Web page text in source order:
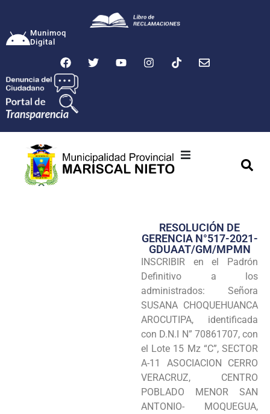
Munimoq
Digital
Transparencia
Seguridad
Programas
Intranet
RESOLUCIÓN DE
GERENCIA N°517-2021-
GDUAAT/GM/MPMN
INSCRIBIR en el Padrón
Definitivo a los
administrados: Señora
SUSANA CHOQUEHUANCA
AROCUTIPA, identificada
con D.N.I N” 70861707, con
el Lote 15 Mz “C”, SECTOR
A-11 ASOCIACION CERRO
VERACRUZ, CENTRO
POBLADO MENOR SAN
ANTONIO- MOQUEGUA,